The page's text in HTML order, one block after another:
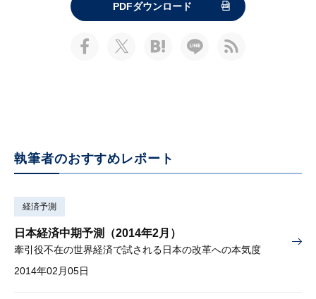
PDFダウンロード
執筆者のおすすめレポート
経済予測
日本経済中期予測（2014年2月）
牽引役不在の世界経済で試される日本の改革への本気度
2014年02月05日